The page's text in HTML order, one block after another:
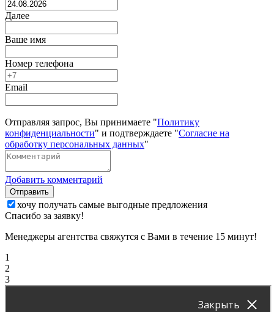
Далее
Ваше имя
Номер телефона
Email
Отправляя запрос, Вы принимаете "Политику
конфиденциальности" и подтверждаете "Согласие на
обработку персональных данных"
Добавить комментарий
Отправить
хочу получать самые выгодные предложения
Спасибо за заявку!
Менеджеры агентства свяжутся с Вами в течение 15 минут!
1
2
3